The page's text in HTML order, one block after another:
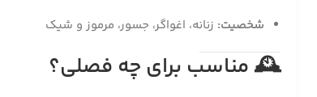
شخصیت: زنانه، اغواگر، جسور، مرموز و شیک
🕰 مناسب برای چه فصلی؟